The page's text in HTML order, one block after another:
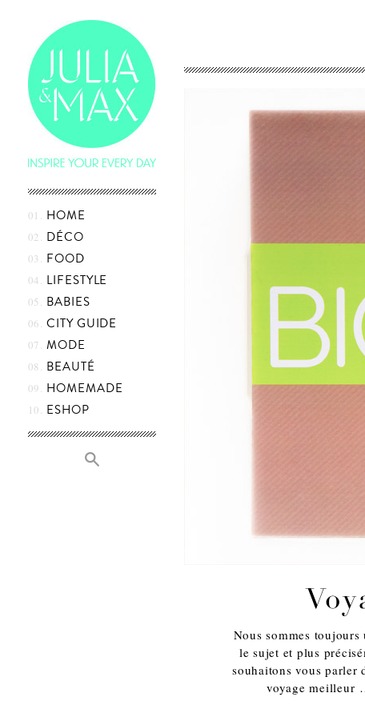
Skip
to
content
HOME
DÉCO
FOOD
LIFESTYLE
BABIES
CITY GUIDE
MODE
BEAUTÉ
HOMEMADE
ESHOP
Nous sommes
le sujet et plus
souhaitons vous parler
voyage meilleur